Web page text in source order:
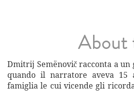
About
Dmitrij Semënovič racconta a
quando il narratore aveva
famiglia le cui vicende gli